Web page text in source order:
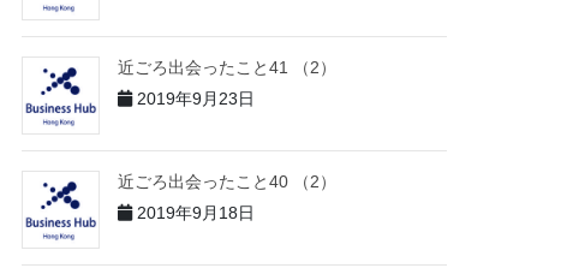
近ごろ出会ったこと41 （2）
2019年9月23日
近ごろ出会ったこと40 （2）
2019年9月18日